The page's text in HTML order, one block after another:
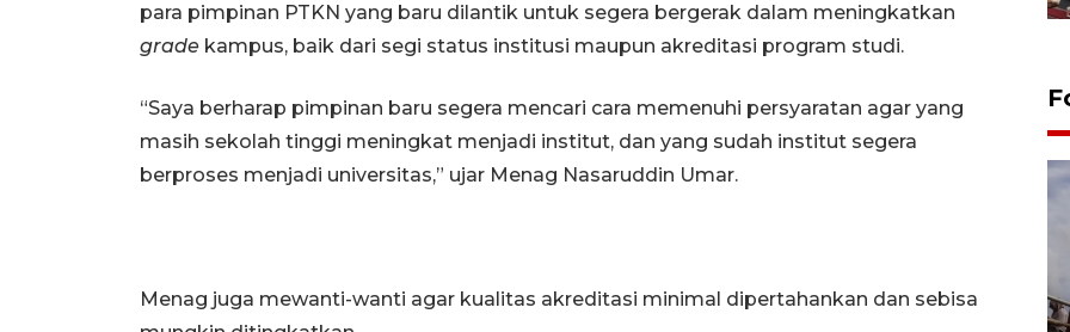
para pimpinan PTKN yang baru dilantik untuk segera bergerak dalam meningkatkan
grade kampus, baik dari segi status institusi maupun akreditasi program studi.
“Saya berharap pimpinan baru segera mencari cara memenuhi persyaratan agar yang
masih sekolah tinggi meningkat menjadi institut, dan yang sudah institut segera
berproses menjadi universitas,” ujar Menag Nasaruddin Umar.
Menag juga mewanti-wanti agar kualitas akreditasi minimal dipertahankan dan sebisa